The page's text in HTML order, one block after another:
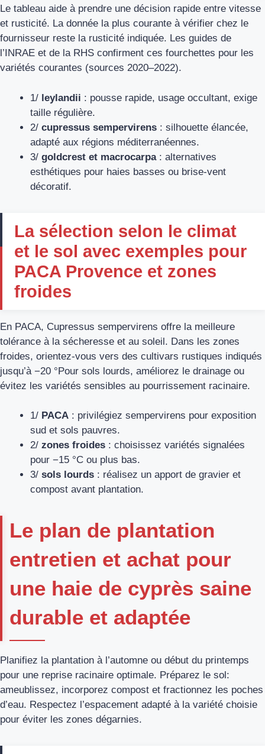
Le tableau aide à prendre une décision rapide entre vitesse
et rusticité. La donnée la plus courante à vérifier chez le
fournisseur reste la rusticité indiquée. Les guides de
l’INRAE et de la RHS confirment ces fourchettes pour les
variétés courantes (sources 2020–2022).
1/ leylandii : pousse rapide, usage occultant, exige
taille régulière.
2/ cupressus sempervirens : silhouette élancée,
adapté aux régions méditerranéennes.
3/ goldcrest et macrocarpa: alternatives
esthétiques pour haies basses ou brise-vent
décoratif.
La sélection selon le climat
et le sol avec exemples pour
PACA Provence et zones
froides
En PACA, Cupressus sempervirens offre la meilleure
tolérance à la sécheresse et au soleil. Dans les zones
froides, orientez-vous vers des cultivars rustiques indiqués
jusqu’à −20 °Pour sols lourds, améliorez le drainage ou
évitez les variétés sensibles au pourrissement racinaire.
1/ PACA : privilégiez sempervirens pour exposition
sud et sols pauvres.
2/ zones froides : choisissez variétés signalées
pour −15 °C ou plus bas.
3/ sols lourds : réalisez un apport de gravier et
compost avant plantation.
Le plan de plantation
entretien et achat pour
une haie de cyprès saine
durable et adaptée
Planifiez la plantation à l’automne ou début du printemps
pour une reprise racinaire optimale. Préparez le sol:
ameublissez, incorporez compost et fractionnez les poches
d’eau. Respectez l’espacement adapté à la variété choisie
pour éviter les zones dégarnies.